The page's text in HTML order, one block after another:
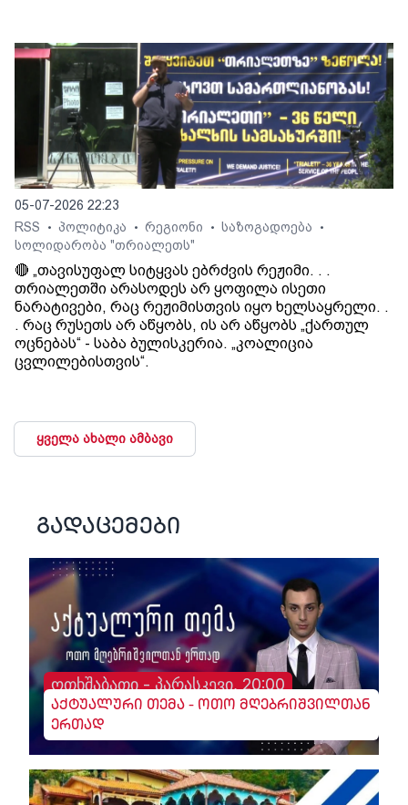
05-07-2026 22:23
RSS
• პოლიტიკა • რეგიონი • საზოგადოება •
სოლიდარობა "თრიალეთს"
🔴 „თავისუფალ სიტყვას ებრძვის რეჟიმი. . .
თრიალეთში არასოდეს არ ყოფილა ისეთი
ნარატივები, რაც რეჟიმისთვის იყო ხელსაყრელი. .
. რაც რუსეთს არ აწყობს, ის არ აწყობს „ქართულ
ოცნებას“ - საბა ბულისკერია. „კოალიცია
ცვლილებისთვის“.
ყველა ახალი ამბავი
გადაცემები
ოთხშაბათი - პარასკევი, 20:00
აქტუალური თემა - ოთო მღებრიშვილთან
ერთად